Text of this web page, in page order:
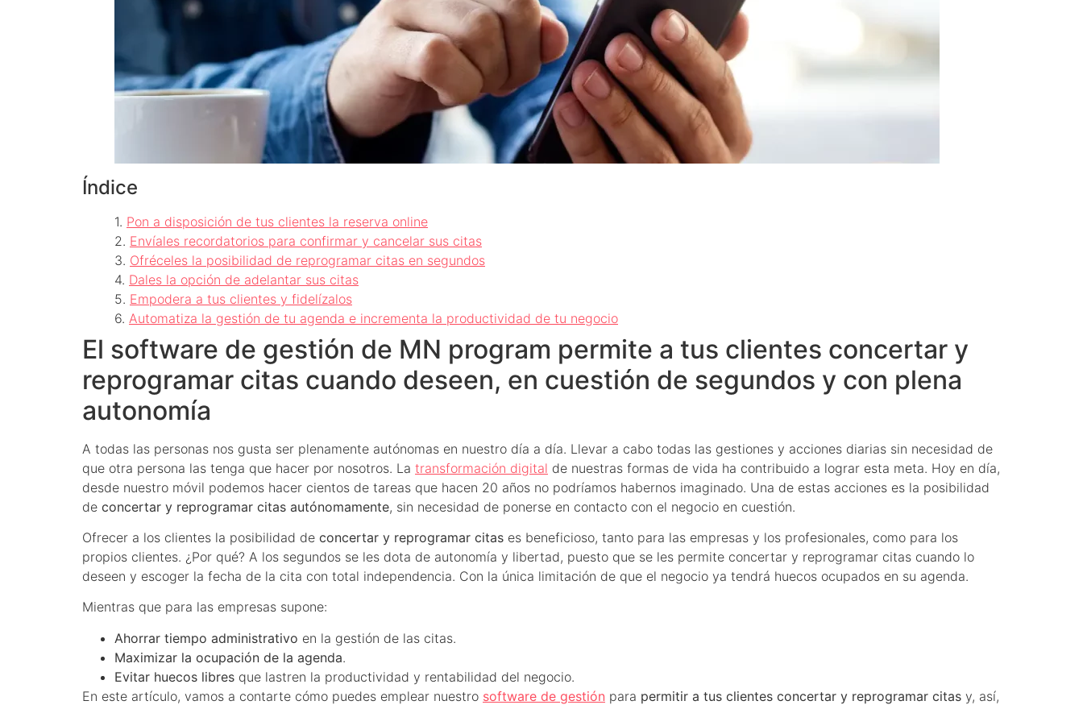
Índice
Pon a disposición de tus clientes la reserva online
Envíales recordatorios para confirmar y cancelar sus citas
Ofréceles la posibilidad de reprogramar citas en segundos
Dales la opción de adelantar sus citas
Empodera a tus clientes y fidelízalos
Automatiza la gestión de tu agenda e incrementa la productividad de tu negocio
El software de gestión de MN program permite a tus clientes concertar y
reprogramar citas cuando deseen, en cuestión de segundos y con plena
autonomía
A todas las personas nos gusta ser plenamente autónomas en nuestro día a día. Llevar a cabo todas las gestiones y acciones diarias sin necesidad de
que otra persona las tenga que hacer por nosotros. La transformación digital de nuestras formas de vida ha contribuido a lograr esta meta. Hoy en día,
desde nuestro móvil podemos hacer cientos de tareas que hacen 20 años no podríamos habernos imaginado. Una de estas acciones es la posibilidad
de concertar y reprogramar citas autónomamente, sin necesidad de ponerse en contacto con el negocio en cuestión.
Ofrecer a los clientes la posibilidad de concertar y reprogramar citas es beneficioso, tanto para las empresas y los profesionales, como para los
propios clientes. ¿Por qué? A los segundos se les dota de autonomía y libertad, puesto que se les permite concertar y reprogramar citas cuando lo
deseen y escoger la fecha de la cita con total independencia. Con la única limitación de que el negocio ya tendrá huecos ocupados en su agenda.
Mientras que para las empresas supone:
Ahorrar tiempo administrativo en la gestión de las citas.
Maximizar la ocupación de la agenda.
Evitar huecos libres que lastren la productividad y rentabilidad del negocio.
En este artículo, vamos a contarte cómo puedes emplear nuestro software de gestión para permitir a tus clientes concertar y reprogramar citas y, así,